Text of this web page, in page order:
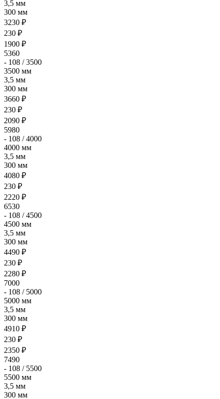
3,5 мм
300 мм
3230 ₽
230 ₽
1900 ₽
5360
- 108 / 3500
3500 мм
3,5 мм
300 мм
3660 ₽
230 ₽
2090 ₽
5980
- 108 / 4000
4000 мм
3,5 мм
300 мм
4080 ₽
230 ₽
2220 ₽
6530
- 108 / 4500
4500 мм
3,5 мм
300 мм
4490 ₽
230 ₽
2280 ₽
7000
- 108 / 5000
5000 мм
3,5 мм
300 мм
4910 ₽
230 ₽
2350 ₽
7490
- 108 / 5500
5500 мм
3,5 мм
300 мм